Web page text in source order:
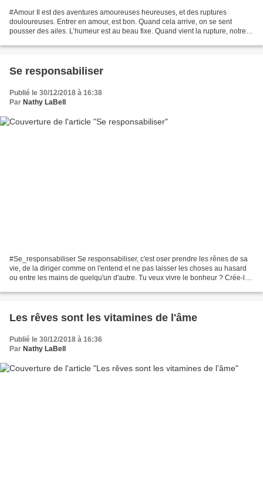
#Amour Il est des aventures amoureuses heureuses, et des ruptures
douloureuses. Entrer en amour, est bon. Quand cela arrive, on se sent
pousser des ailes. L’humeur est au beau fixe. Quand vient la rupture, notre
Se responsabiliser
Publié le 30/12/2018 à 16:38
Par Nathy LaBell
#Se_responsabiliser Se responsabiliser, c'est oser prendre les rênes de sa
vie, de la diriger comme on l'entend et ne pas laisser les choses au hasard
ou entre les mains de quelqu'un d'autre. Tu veux vivre le bonheur ? Crée-le !
Les rêves sont les vitamines de l'âme
Publié le 30/12/2018 à 16:36
Par Nathy LaBell